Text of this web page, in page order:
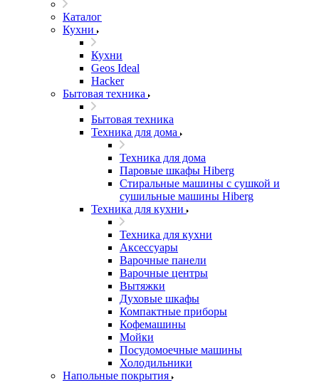
Каталог
Кухни
Кухни
Geos Ideal
Hacker
Бытовая техника
Бытовая техника
Техника для дома
Техника для дома
Паровые шкафы Hiberg
Стиральные машины с сушкой и
сушильные машины Hiberg
Техника для кухни
Техника для кухни
Аксессуары
Варочные панели
Варочные центры
Вытяжки
Духовые шкафы
Компактные приборы
Кофемашины
Мойки
Посудомоечные машины
Холодильники
Напольные покрытия